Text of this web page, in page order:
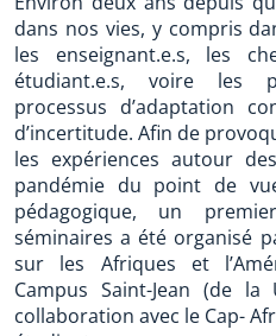
dans nos vies, y compris
les enseignant.e.s, les
étudiant.e.s, voire les
processus d’adaptation
d’incertitude. Afin de
les expériences autour
pandémie du point de
pédagogique, un
séminaires a été organisé
sur les Afriques et
Campus Saint-Jean (de
collaboration avec le Cap-